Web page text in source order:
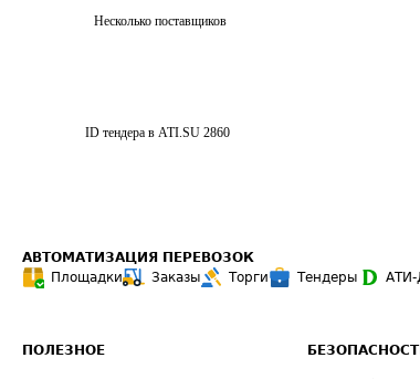
Несколько поставщиков
ID тендера в ATI.SU 2860
АВТОМАТИЗАЦИЯ ПЕРЕВОЗОК
Площадки
Заказы Торги Тендеры АТИ-
ПОЛЕЗНОЕ